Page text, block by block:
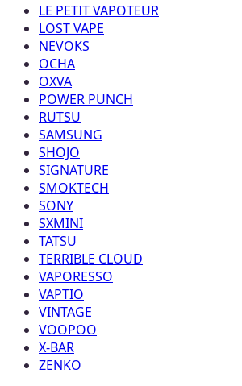
LE PETIT VAPOTEUR
LOST VAPE
NEVOKS
OCHA
OXVA
POWER PUNCH
RUTSU
SAMSUNG
SHOJO
SIGNATURE
SMOKTECH
SONY
SXMINI
TATSU
TERRIBLE CLOUD
VAPORESSO
VAPTIO
VINTAGE
VOOPOO
X-BAR
ZENKO